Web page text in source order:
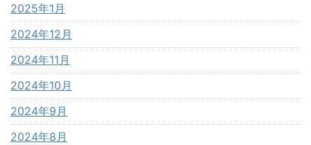
2025年1月
2024年12月
2024年11月
2024年10月
2024年9月
2024年8月